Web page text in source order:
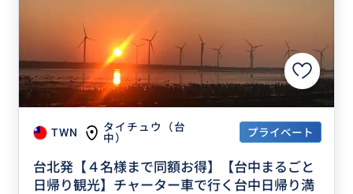
TWN
タイチュウ（台
中）
プライベート
台北発【４名様まで同額お得】【台中まるごと
日帰り観光】チャーター車で行く台中日帰り満